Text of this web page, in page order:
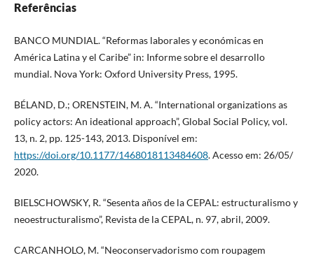
Referências
BANCO MUNDIAL. “Reformas laborales y económicas en
América Latina y el Caribe” in: Informe sobre el desarrollo
mundial. Nova York: Oxford University Press, 1995.
BÉLAND, D.; ORENSTEIN, M. A. “International organizations as
policy actors: An ideational approach”, Global Social Policy, vol.
13, n. 2, pp. 125-143, 2013. Disponível em:
https://doi.org/10.1177/1468018113484608. Acesso em: 26/05/
2020.
BIELSCHOWSKY, R. “Sesenta años de la CEPAL: estructuralismo y
neoestructuralismo”, Revista de la CEPAL, n. 97, abril, 2009.
CARCANHOLO, M. “Neoconservadorismo com roupagem